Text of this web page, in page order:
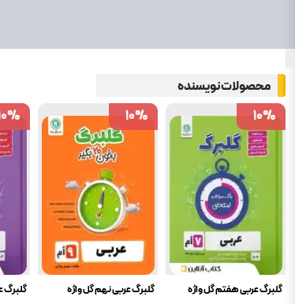
محصولات نویسنده
گلبرگ عربی هفتم گل واژه
10%
10%
گلبرگ عربی نهم گل واژه
10%
10%
گلبرگ
%
%